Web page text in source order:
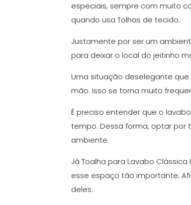
especiais, sempre com muito
quando usa Tolhas de tecido.
Justamente por ser um
para deixar o local do jeitinho
Uma situação deselegante
mão. Isso se torna muito
É preciso entender que o
tempo. Dessa forma, optar por
ambiente.
Já Toalha para Lavabo
esse espaço tão importante.
deles.